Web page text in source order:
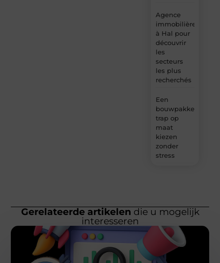
Agence
immobilière
à Hal pour
découvrir
les
secteurs
les plus
recherchés
Een
bouwpakket
trap op
maat
kiezen
zonder
stress
Gerelateerde artikelen die u mogelijk
interesseren